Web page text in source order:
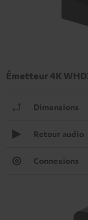
Émetteur 4K
Dimensions
Retour audio
Connexions